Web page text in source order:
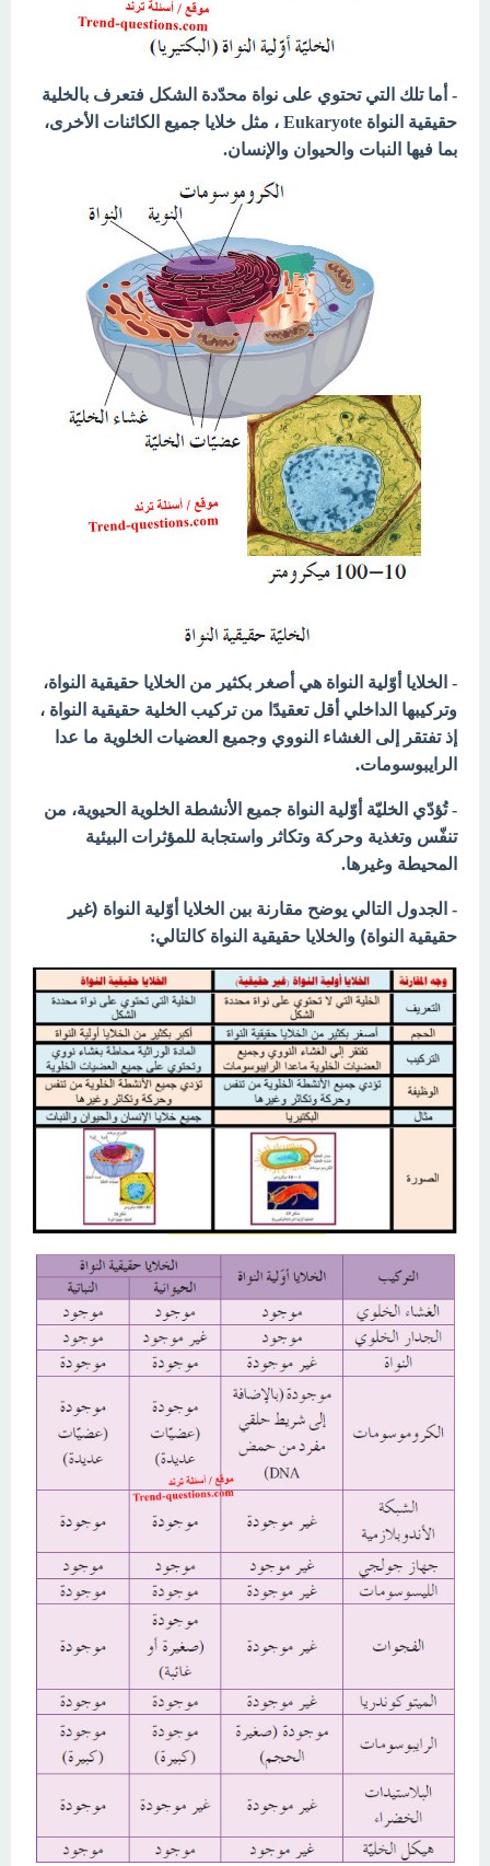
- أما تلك التي تحتوي على نواة محدّدة الشكل فتعرف بالخلية
حقيقية النواة Eukaryote ، مثل خلايا جميع الكائنات الأخرى،
بما فيها النبات والحيوان والإنسان.
- الخلايا أوّلية النواة هي أصغر بكثير من الخلايا حقيقية النواة،
وتركيبها الداخلي أقل تعقيدًا من تركيب الخلية حقيقية النواة ،
إذ تفتقر إلى الغشاء النووي وجميع العضيات الخلوية ما عدا
الرايبوسومات.
- تُؤدّي الخليّة أوّلية النواة جميع الأنشطة الخلوية الحيوية، من
تنفّس وتغذية وحركة وتكاثر واستجابة للمؤثرات البيئية
المحيطة وغيرها.
- الجدول التالي يوضح مقارنة بين الخلايا أوّلية النواة (غير
حقيقية النواة) والخلايا حقيقية النواة كالتالي: